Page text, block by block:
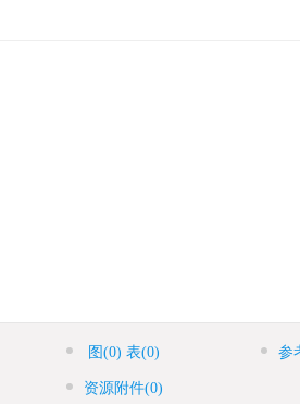
图 (0) 表(0) 参
资源附件(0)